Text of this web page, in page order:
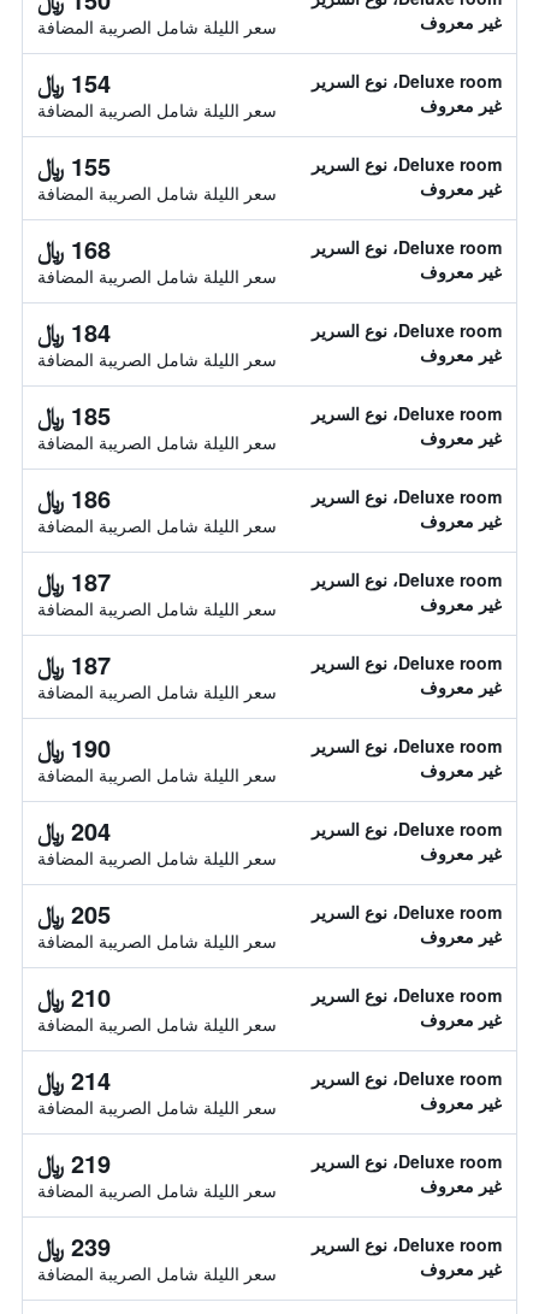
غير معروف
سعر الليلة شامل الصريبة المضافة
Deluxe room، نوع السرير
غير معروف
154 ﷼
سعر الليلة شامل الصريبة المضافة
Deluxe room، نوع السرير
غير معروف
155 ﷼
سعر الليلة شامل الصريبة المضافة
Deluxe room، نوع السرير
غير معروف
168 ﷼
سعر الليلة شامل الصريبة المضافة
Deluxe room، نوع السرير
غير معروف
184 ﷼
سعر الليلة شامل الصريبة المضافة
Deluxe room، نوع السرير
غير معروف
185 ﷼
سعر الليلة شامل الصريبة المضافة
Deluxe room، نوع السرير
غير معروف
186 ﷼
سعر الليلة شامل الصريبة المضافة
Deluxe room، نوع السرير
غير معروف
187 ﷼
سعر الليلة شامل الصريبة المضافة
Deluxe room، نوع السرير
غير معروف
187 ﷼
سعر الليلة شامل الصريبة المضافة
Deluxe room، نوع السرير
غير معروف
190 ﷼
سعر الليلة شامل الصريبة المضافة
Deluxe room، نوع السرير
غير معروف
204 ﷼
سعر الليلة شامل الصريبة المضافة
Deluxe room، نوع السرير
غير معروف
205 ﷼
سعر الليلة شامل الصريبة المضافة
Deluxe room، نوع السرير
غير معروف
210 ﷼
سعر الليلة شامل الصريبة المضافة
Deluxe room، نوع السرير
غير معروف
214 ﷼
سعر الليلة شامل الصريبة المضافة
Deluxe room، نوع السرير
غير معروف
219 ﷼
سعر الليلة شامل الصريبة المضافة
Deluxe room، نوع السرير
غير معروف
239 ﷼
سعر الليلة شامل الصريبة المضافة